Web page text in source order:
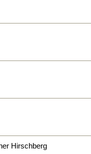
Hirschberg